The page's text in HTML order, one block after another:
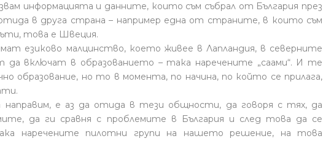
информацията и данните, които съм събрал от България през
в друга страна – например една от страните, в които съм
това е Швеция.
езиково малцинство, което живее в Лапландия, в северните
включат в образованието – така наречените „саами“. И те
образование, но то в момента, по начина, по който се прилага,
е аз да отида в тези общности, да говоря с тях, да
да ги сравня с проблемите в България и след това да се
наречените пилотни групи на нашето решение, на това